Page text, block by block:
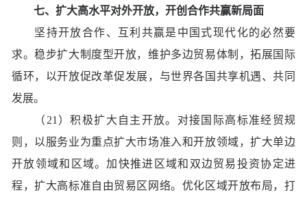
七、扩大高水平对外开放，开创合作共赢新局面
坚持开放合作、互利共赢是中国式现代化的必然要
求。稳步扩大制度型开放，维护多边贸易体制，拓展国际
循环，以开放促改革促发展，与世界各国共享机遇、共同
发展。
（21）积极扩大自主开放。对接国际高标准经贸规
则，以服务业为重点扩大市场准入和开放领域，扩大单边
开放领域和区域。加快推进区域和双边贸易投资协定进
程，扩大高标准自由贸易区网络。优化区域开放布局，打